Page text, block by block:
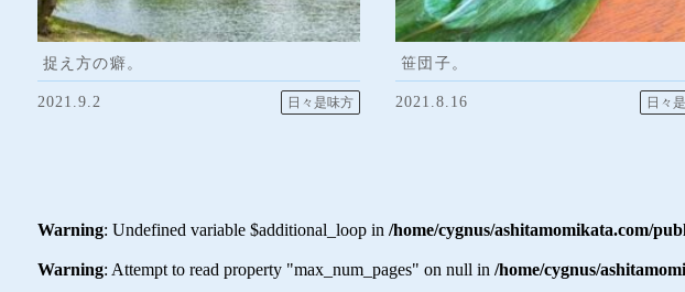
捉え方の癖。
2021.9.2 日々是味方
笹団子。
2021.8.16 日々
Warning: Undefined variable $additional_loop in /home/cygnus/ashitamomikata.com/
Warning: Attempt to read property "max_num_pages" on null in /home/cygnus/